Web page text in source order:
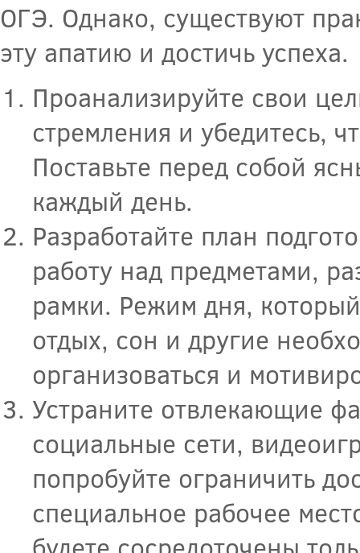
ОГЭ. Однако, существуют
эту апатию и достичь успеха.
Проанализируйте свои
стремления и убедитесь,
Поставьте перед собой
каждый день.
Разработайте план
работу над предметами,
рамки. Режим дня,
отдых, сон и другие
организоваться и
Устраните отвлекающие
социальные сети,
попробуйте ограничить
специальное рабочее